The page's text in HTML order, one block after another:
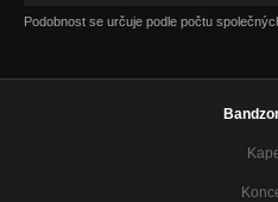
Podobnost se určuje podle počtu